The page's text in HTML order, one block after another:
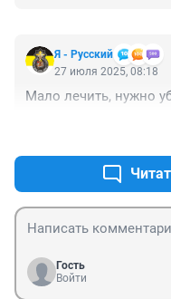
Я - Русский
27 июля 2025, 08:18
Мало лечить, нужно
Гость
Войти